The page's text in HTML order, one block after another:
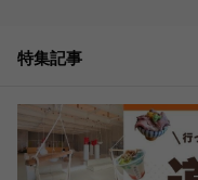
特集記事